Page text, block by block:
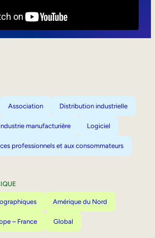
Association Distribution industrielle
manufacturière Logiciel
professionnels et aux consommateurs
Amérique du Nord
– France Global